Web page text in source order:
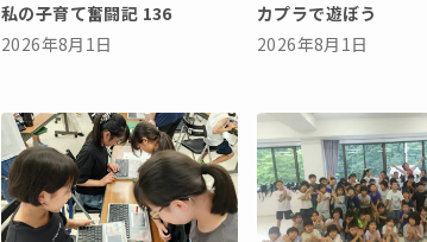
私の子育て奮闘記 136
2026年8月1日
カプラで遊ぼう
2026年8月1日